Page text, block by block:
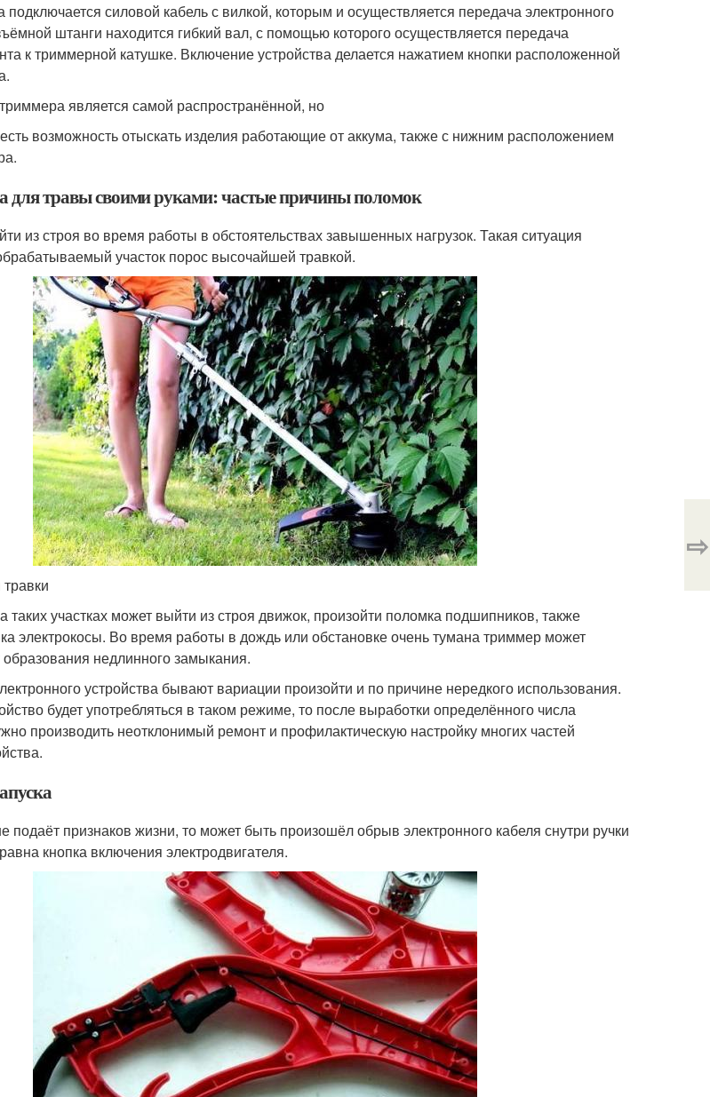
подключается силовой кабель с вилкой, которым и осуществляется передача электронного
штанги находится гибкий вал, с помощью которого осуществляется передача
к триммерной катушке. Включение устройства делается нажатием кнопки расположенной
является самой распространённой, но
возможность отыскать изделия работающие от аккума, также с нижним расположением
для травы своими руками: частые причины поломок
из строя во время работы в обстоятельствах завышенных нагрузок. Такая ситуация
участок порос высочайшей травкой.
участках может выйти из строя движок, произойти поломка подшипников, также
электрокосы. Во время работы в дождь или обстановке очень тумана триммер может
образования недлинного замыкания.
устройства бывают вариации произойти и по причине нередкого использования.
будет употребляться в таком режиме, то после выработки определённого числа
производить неотклонимый ремонт и профилактическую настройку многих частей
подаёт признаков жизни, то может быть произошёл обрыв электронного кабеля снутри ручки
кнопка включения электродвигателя.
⇨